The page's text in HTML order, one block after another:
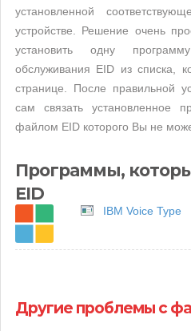
установленной
устройстве. Решение очень
установить одну
обслуживания EID из списка,
странице. После правильной
сам связать установленное
файлом EID которого Вы не
Программы,
EID
IBM Voice Type
Другие проблемы с